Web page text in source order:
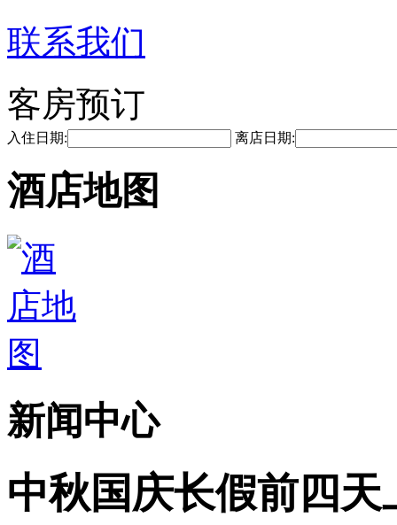
联系我们
客房预订
入住日期: 离店日期:
酒店地图
新闻中心
中秋国庆长假前四